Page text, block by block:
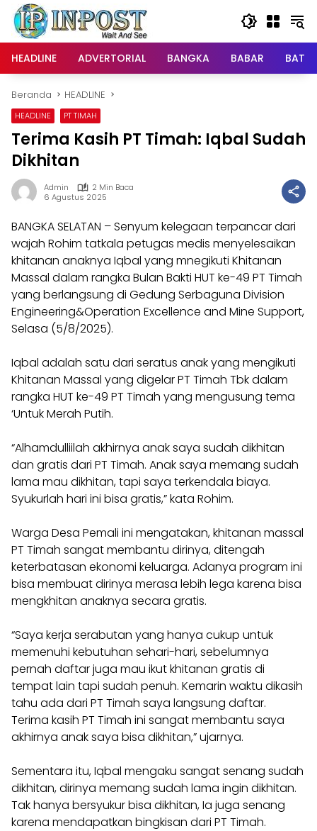
Langsung
konten
HEADLINE
ADVERTORIAL BANGKA BABAR
Beranda HEADLINE
HEADLINE PT TIMAH
Terima Kasih PT Timah: Iqbal Sudah
Dikhitan
Admin
2 Min Baca
6 Agustus 2025
BANGKA SELATAN – Senyum kelegaan terpancar dari
wajah Rohim tatkala petugas medis menyelesaikan
khitanan anaknya Iqbal yang mnegikuti Khitanan
Massal dalam rangka Bulan Bakti HUT ke-49 PT Timah
yang berlangsung di Gedung Serbaguna Division
Engineering&Operation Excellence and Mine Support,
Selasa (5/8/2025).
Iqbal adalah satu dari seratus anak yang mengikuti
Khitanan Massal yang digelar PT Timah Tbk dalam
rangka HUT ke-49 PT Timah yang mengusung tema
‘Untuk Merah Putih.
“Alhamdulliilah akhirnya anak saya sudah dikhitan
dan gratis dari PT Timah. Anak saya memang sudah
lama mau dikhitan, tapi saya terkendala biaya.
Syukurlah hari ini bisa gratis,” kata Rohim.
Warga Desa Pemali ini mengatakan, khitanan massal
PT Timah sangat membantu dirinya, ditengah
keterbatasan ekonomi keluarga. Adanya program ini
bisa membuat dirinya merasa lebih lega karena bisa
mengkhitan anaknya secara gratis.
“Saya kerja serabutan yang hanya cukup untuk
memenuhi kebutuhan sehari-hari, sebelumnya
pernah daftar juga mau ikut khitanan gratis di
tempat lain tapi sudah penuh. Kemarin waktu dikasih
tahu ada dari PT Timah saya langsung daftar.
Terima kasih PT Timah ini sangat membantu saya
akhirnya anak saya bisa dikhitan,” ujarnya.
Sementara itu, Iqbal mengaku sangat senang sudah
dikhitan, dirinya memang sudah lama ingin dikhitan.
Tak hanya bersyukur bisa dikhitan, Ia juga senang
karena mendapatkan bingkisan dari PT Timah.